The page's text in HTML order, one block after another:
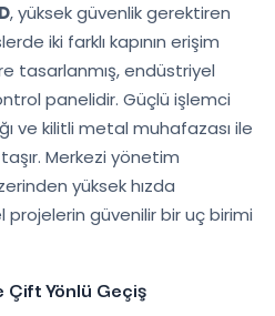
, yüksek güvenlik gerektiren
iki farklı kapının erişim
tasarlanmış, endüstriyel
panelidir. Güçlü işlemci
ve kilitli metal muhafazası ile
Merkezi yönetim
yüksek hızda
güvenilir bir uç birimi
Çift Yönlü Geçiş